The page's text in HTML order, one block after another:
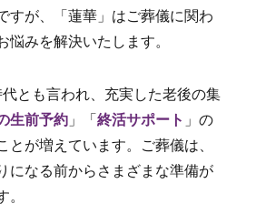
すが、「蓮華」はご葬儀に関わ
悩みを解決いたします。
とも言われ、充実した老後の集
生前予約」「 終活サポート 」の
とが増えています。ご葬儀は、
になる前からさまざまな準備が
。